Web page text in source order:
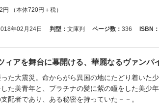
円 （本体720円＋税）
年02月24日 判型： 文庫判 ページ数： 336 ISBN：
ィアを舞台に幕開ける、華麗なるヴァンパ
た大震災。命からがら異国の地にたどり着いた
た美青年と、プラチナの髪に紫の瞳をした美少
配者であり、ある秘密を持っていた－－。